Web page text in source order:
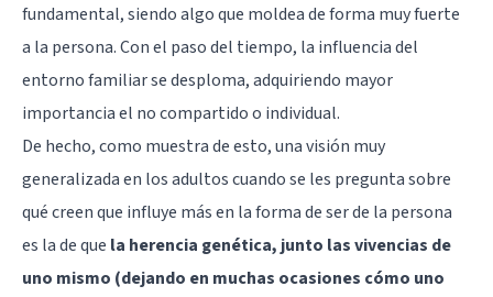
fundamental, siendo algo que moldea de forma muy fuerte
a la persona. Con el paso del tiempo, la influencia del
entorno familiar se desploma, adquiriendo mayor
importancia el no compartido o individual.
De hecho, como muestra de esto, una visión muy
generalizada en los adultos cuando se les pregunta sobre
qué creen que influye más en la forma de ser de la persona
es la de que la herencia genética, junto las vivencias de
uno mismo (dejando en muchas ocasiones cómo uno